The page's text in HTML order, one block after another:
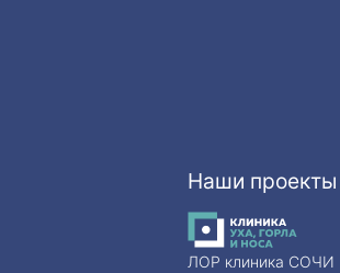
Наши проекты
ЛОР клиника СОЧИ